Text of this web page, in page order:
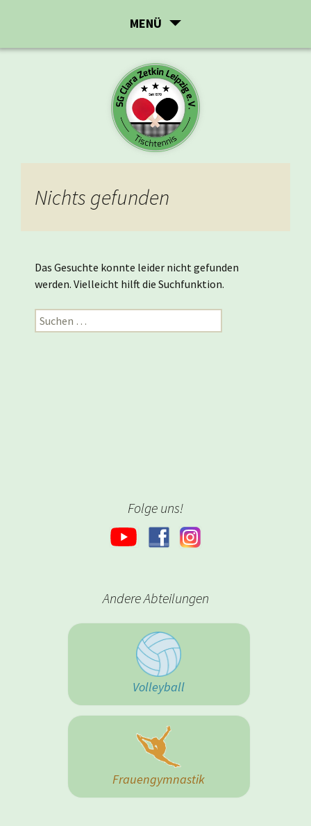
MENÜ
Nichts gefunden
Das Gesuchte konnte leider nicht gefunden
werden. Vielleicht hilft die Suchfunktion.
Suchen
nach:
Folge uns!
Andere Abteilungen
Volleyball
Frauengymnastik